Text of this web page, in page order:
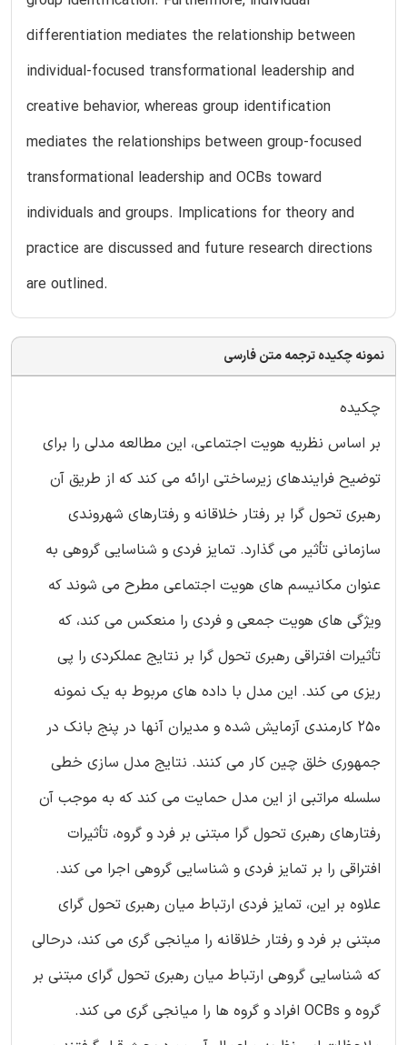
differentiation mediates the relationship between
individual-focused transformational leadership and
creative behavior, whereas group identification
mediates the relationships between group-focused
transformational leadership and OCBs toward
individuals and groups. Implications for theory and
practice are discussed and future research directions
are outlined.
نمونه چکیده ترجمه متن فارسی
چکیده
بر اساس نظریه هویت اجتماعی، این مطالعه مدلی را برای
توضیح فرایندهای زیرساختی ارائه می کند که از طریق آن
رهبری تحول گرا بر رفتار خلاقانه و رفتارهای شهروندی
سازمانی تأثیر می گذارد. تمایز فردی و شناسایی گروهی به
عنوان مکانیسم های هویت اجتماعی مطرح می شوند که
ویژگی های هویت جمعی و فردی را منعکس می کند، که
تأثیرات افتراقی رهبری تحول گرا بر نتایج عملکردی را پی
ریزی می کند. این مدل با داده های مربوط به یک نمونه
250 کارمندی آزمایش شده و مدیران آنها در پنج بانک در
جمهوری خلق چین کار می کنند. نتایج مدل سازی خطی
سلسله مراتبی از این مدل حمایت می کند که به موجب آن
رفتارهای رهبری تحول گرا مبتنی بر فرد و گروه، تأثیرات
افتراقی را بر تمایز فردی و شناسایی گروهی اجرا می کند.
علاوه بر این، تمایز فردی ارتباط میان رهبری تحول گرای
مبتنی بر فرد و رفتار خلاقانه را میانجی گری می کند، درحالی
که شناسایی گروهی ارتباط میان رهبری تحول گرای مبتنی بر
گروه و OCBs افراد و گروه ها را میانجی گری می کند.